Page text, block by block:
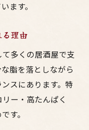
ます。
理由
多くの居酒屋で支
脂を落としながら
スにあります。特
ー・高たんぱく
す。